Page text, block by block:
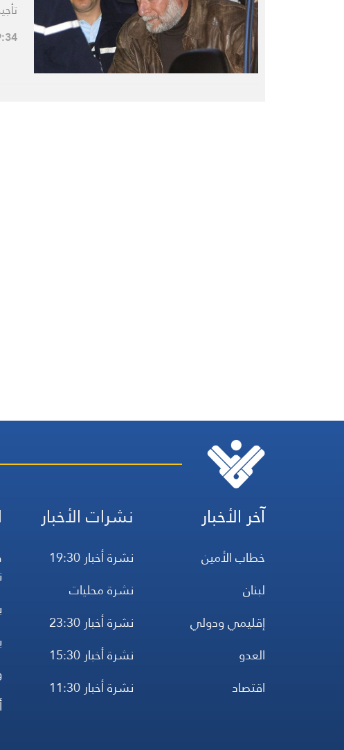
آخر الأخبار
خطاب الأمين
لبنان
إقليمي ودولي
العدو
اقتصاد
نشرات الأخبار
نشرة أخبار 19:30
نشرة محليات
نشرة أخبار 23:30
نشرة أخبار 15:30
نشرة أخبار 11:30